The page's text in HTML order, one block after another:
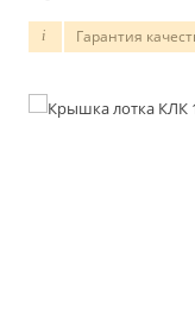
i Гарантия